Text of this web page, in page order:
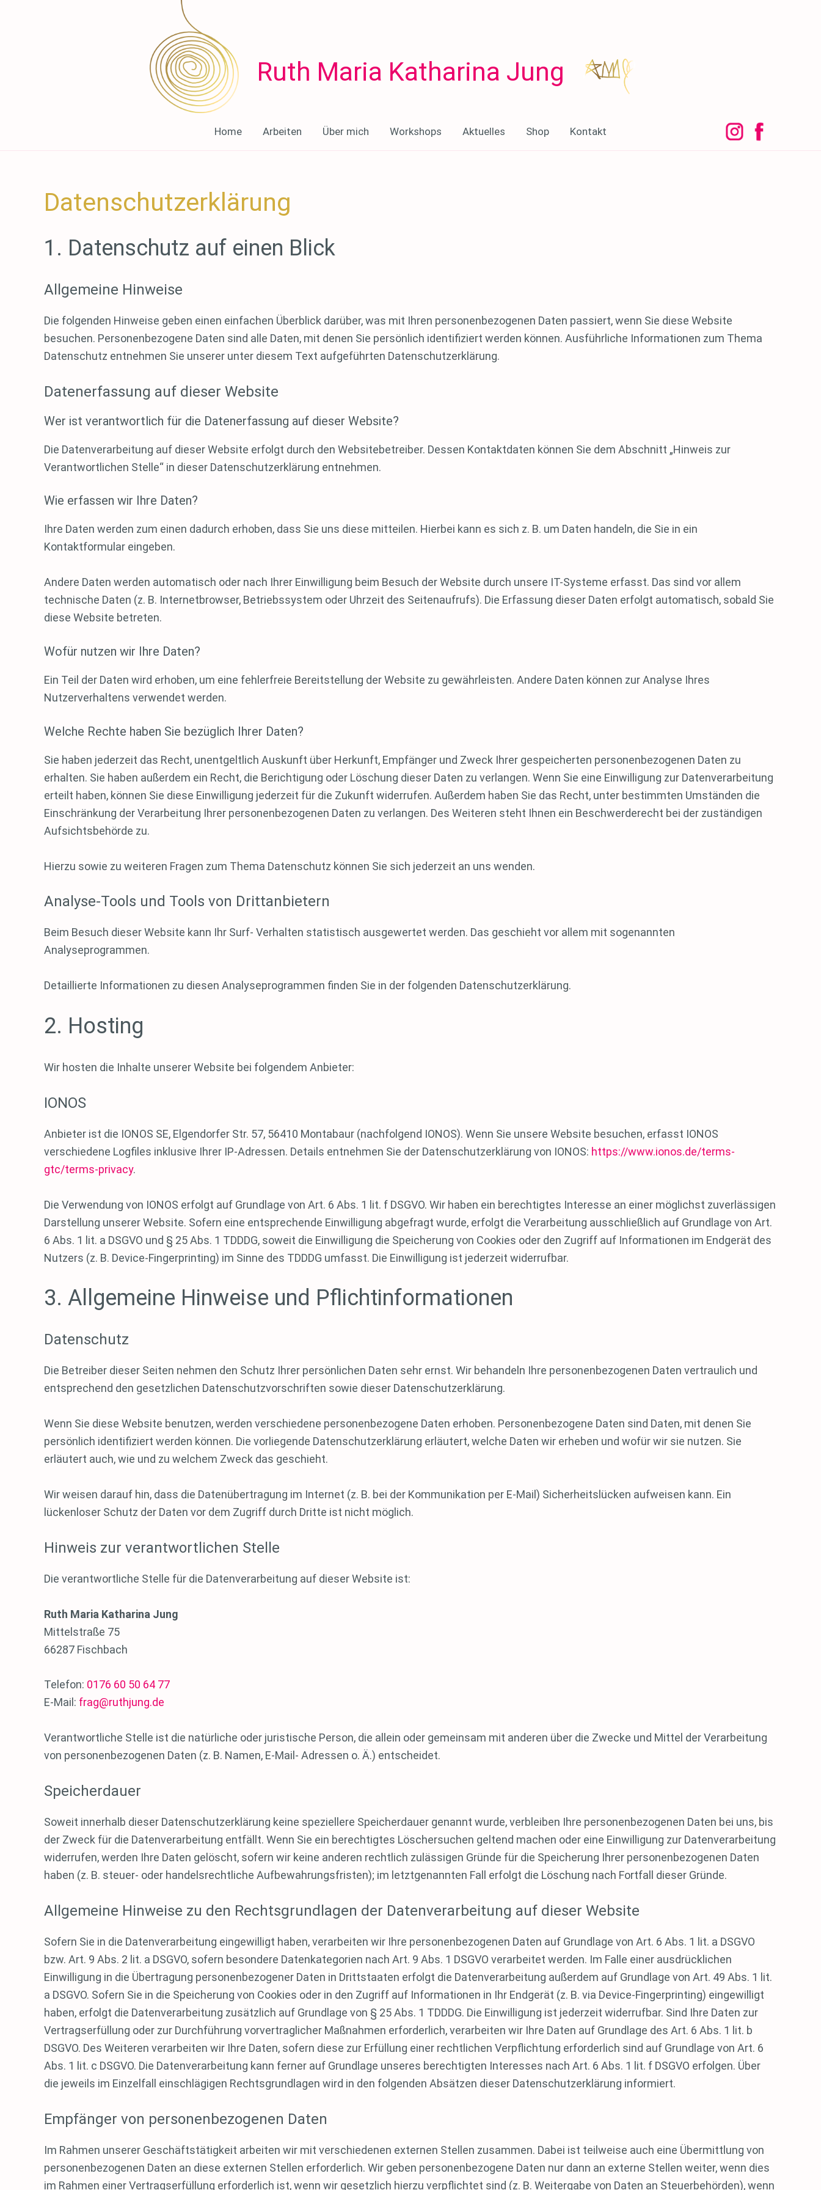
Ruth Maria Katharina Jung
Home Arbeiten Über mich Workshops Aktuelles Shop Kontakt
Datenschutzerklärung
1. Datenschutz auf einen Blick
Allgemeine Hinweise
Die folgenden Hinweise geben einen einfachen Überblick darüber, was mit Ihren personenbezogenen Daten passiert, wenn Sie diese Website
besuchen. Personenbezogene Daten sind alle Daten, mit denen Sie persönlich identifiziert werden können. Ausführliche Informationen zum Thema
Datenschutz entnehmen Sie unserer unter diesem Text aufgeführten Datenschutzerklärung.
Datenerfassung auf dieser Website
Wer ist verantwortlich für die Datenerfassung auf dieser Website?
Die Datenverarbeitung auf dieser Website erfolgt durch den Websitebetreiber. Dessen Kontaktdaten können Sie dem Abschnitt „Hinweis zur
Verantwortlichen Stelle“ in dieser Datenschutzerklärung entnehmen.
Wie erfassen wir Ihre Daten?
Ihre Daten werden zum einen dadurch erhoben, dass Sie uns diese mitteilen. Hierbei kann es sich z. B. um Daten handeln, die Sie in ein
Kontaktformular eingeben.
Andere Daten werden automatisch oder nach Ihrer Einwilligung beim Besuch der Website durch unsere IT-Systeme erfasst. Das sind vor allem
technische Daten (z. B. Internetbrowser, Betriebssystem oder Uhrzeit des Seitenaufrufs). Die Erfassung dieser Daten erfolgt automatisch, sobald Sie
diese Website betreten.
Wofür nutzen wir Ihre Daten?
Ein Teil der Daten wird erhoben, um eine fehlerfreie Bereitstellung der Website zu gewährleisten. Andere Daten können zur Analyse Ihres
Nutzerverhaltens verwendet werden.
Welche Rechte haben Sie bezüglich Ihrer Daten?
Sie haben jederzeit das Recht, unentgeltlich Auskunft über Herkunft, Empfänger und Zweck Ihrer gespeicherten personenbezogenen Daten zu
erhalten. Sie haben außerdem ein Recht, die Berichtigung oder Löschung dieser Daten zu verlangen. Wenn Sie eine Einwilligung zur Datenverarbeitung
erteilt haben, können Sie diese Einwilligung jederzeit für die Zukunft widerrufen. Außerdem haben Sie das Recht, unter bestimmten Umständen die
Einschränkung der Verarbeitung Ihrer personenbezogenen Daten zu verlangen. Des Weiteren steht Ihnen ein Beschwerderecht bei der zuständigen
Aufsichtsbehörde zu.
Hierzu sowie zu weiteren Fragen zum Thema Datenschutz können Sie sich jederzeit an uns wenden.
Analyse-Tools und Tools von Dritt­anbietern
Beim Besuch dieser Website kann Ihr Surf- Verhalten statistisch ausgewertet werden. Das geschieht vor allem mit sogenannten
Analyseprogrammen.
Detaillierte Informationen zu diesen Analyseprogrammen finden Sie in der folgenden Datenschutzerklärung.
2. Hosting
Wir hosten die Inhalte unserer Website bei folgendem Anbieter:
IONOS
Anbieter ist die IONOS SE, Elgendorfer Str. 57, 56410 Montabaur (nachfolgend IONOS). Wenn Sie unsere Website besuchen, erfasst IONOS
verschiedene Logfiles inklusive Ihrer IP-Adressen. Details entnehmen Sie der Datenschutzerklärung von IONOS: https://www.ionos.de/terms-
gtc/terms-privacy.
Die Verwendung von IONOS erfolgt auf Grundlage von Art. 6 Abs. 1 lit. f DSGVO. Wir haben ein berechtigtes Interesse an einer möglichst zuverlässigen
Darstellung unserer Website. Sofern eine entsprechende Einwilligung abgefragt wurde, erfolgt die Verarbeitung ausschließlich auf Grundlage von Art.
6 Abs. 1 lit. a DSGVO und § 25 Abs. 1 TDDDG, soweit die Einwilligung die Speicherung von Cookies oder den Zugriff auf Informationen im Endgerät des
Nutzers (z. B. Device-Fingerprinting) im Sinne des TDDDG umfasst. Die Einwilligung ist jederzeit widerrufbar.
3. Allgemeine Hinweise und Pflicht­informationen
Datenschutz
Die Betreiber dieser Seiten nehmen den Schutz Ihrer persönlichen Daten sehr ernst. Wir behandeln Ihre personenbezogenen Daten vertraulich und
entsprechend den gesetzlichen Datenschutzvorschriften sowie dieser Datenschutzerklärung.
Wenn Sie diese Website benutzen, werden verschiedene personenbezogene Daten erhoben. Personenbezogene Daten sind Daten, mit denen Sie
persönlich identifiziert werden können. Die vorliegende Datenschutzerklärung erläutert, welche Daten wir erheben und wofür wir sie nutzen. Sie
erläutert auch, wie und zu welchem Zweck das geschieht.
Wir weisen darauf hin, dass die Datenübertragung im Internet (z. B. bei der Kommunikation per E-Mail) Sicherheitslücken aufweisen kann. Ein
lückenloser Schutz der Daten vor dem Zugriff durch Dritte ist nicht möglich.
Hinweis zur verantwortlichen Stelle
Die verantwortliche Stelle für die Datenverarbeitung auf dieser Website ist:
Ruth Maria Katharina Jung
Mittelstraße 75
66287 Fischbach
Telefon: 0176 60 50 64 77
E-Mail: frag@ruthjung.de
Verantwortliche Stelle ist die natürliche oder juristische Person, die allein oder gemeinsam mit anderen über die Zwecke und Mittel der Verarbeitung
von personenbezogenen Daten (z. B. Namen, E-Mail- Adressen o. Ä.) entscheidet.
Speicherdauer
Soweit innerhalb dieser Datenschutzerklärung keine speziellere Speicherdauer genannt wurde, verbleiben Ihre personenbezogenen Daten bei uns, bis
der Zweck für die Datenverarbeitung entfällt. Wenn Sie ein berechtigtes Löschersuchen geltend machen oder eine Einwilligung zur Datenverarbeitung
widerrufen, werden Ihre Daten gelöscht, sofern wir keine anderen rechtlich zulässigen Gründe für die Speicherung Ihrer personenbezogenen Daten
haben (z. B. steuer- oder handelsrechtliche Aufbewahrungsfristen); im letztgenannten Fall erfolgt die Löschung nach Fortfall dieser Gründe.
Allgemeine Hinweise zu den Rechtsgrundlagen der Datenverarbeitung auf dieser Website
Sofern Sie in die Datenverarbeitung eingewilligt haben, verarbeiten wir Ihre personenbezogenen Daten auf Grundlage von Art. 6 Abs. 1 lit. a DSGVO
bzw. Art. 9 Abs. 2 lit. a DSGVO, sofern besondere Datenkategorien nach Art. 9 Abs. 1 DSGVO verarbeitet werden. Im Falle einer ausdrücklichen
Einwilligung in die Übertragung personenbezogener Daten in Drittstaaten erfolgt die Datenverarbeitung außerdem auf Grundlage von Art. 49 Abs. 1 lit.
a DSGVO. Sofern Sie in die Speicherung von Cookies oder in den Zugriff auf Informationen in Ihr Endgerät (z. B. via Device-Fingerprinting) eingewilligt
haben, erfolgt die Datenverarbeitung zusätzlich auf Grundlage von § 25 Abs. 1 TDDDG. Die Einwilligung ist jederzeit widerrufbar. Sind Ihre Daten zur
Vertragserfüllung oder zur Durchführung vorvertraglicher Maßnahmen erforderlich, verarbeiten wir Ihre Daten auf Grundlage des Art. 6 Abs. 1 lit. b
DSGVO. Des Weiteren verarbeiten wir Ihre Daten, sofern diese zur Erfüllung einer rechtlichen Verpflichtung erforderlich sind auf Grundlage von Art. 6
Abs. 1 lit. c DSGVO. Die Datenverarbeitung kann ferner auf Grundlage unseres berechtigten Interesses nach Art. 6 Abs. 1 lit. f DSGVO erfolgen. Über
die jeweils im Einzelfall einschlägigen Rechtsgrundlagen wird in den folgenden Absätzen dieser Datenschutzerklärung informiert.
Empfänger von personenbezogenen Daten
Im Rahmen unserer Geschäftstätigkeit arbeiten wir mit verschiedenen externen Stellen zusammen. Dabei ist teilweise auch eine Übermittlung von
personenbezogenen Daten an diese externen Stellen erforderlich. Wir geben personenbezogene Daten nur dann an externe Stellen weiter, wenn dies
im Rahmen einer Vertragserfüllung erforderlich ist, wenn wir gesetzlich hierzu verpflichtet sind (z. B. Weitergabe von Daten an Steuerbehörden), wenn